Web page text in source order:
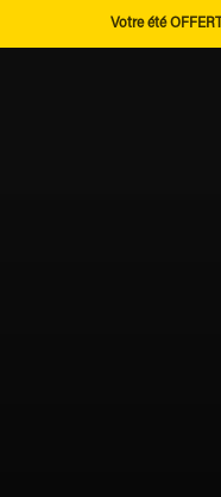
Votre été